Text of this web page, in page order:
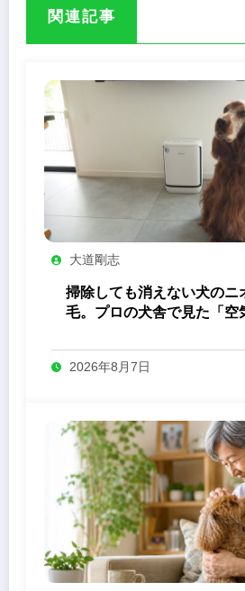
関連記事
大道剛志
掃除しても消えない犬のニ
毛。プロの犬舎で見た「空
2026年8月7日